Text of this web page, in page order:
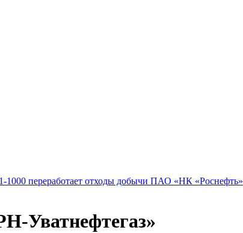
1000 переработает отходы добычи ПАО «НК «Роснефть»
Уватнефтегаз»